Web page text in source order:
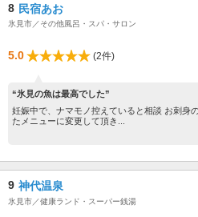
8 民宿あお
氷見市／その他風呂・スパ・サロン
5.0 (2件)
“氷見の魚は最高でした”
妊娠中で、ナマモノ控えていると相談 お刺身
たメニューに変更して頂き...
9 神代温泉
氷見市／健康ランド・スーパー銭湯